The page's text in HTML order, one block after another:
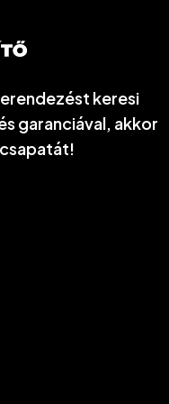
keresi
garanciával, akkor